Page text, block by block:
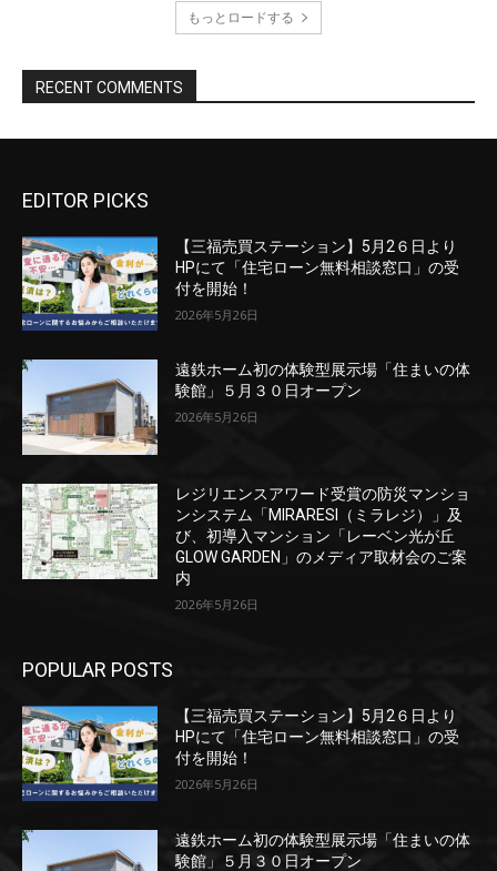
EDITOR PICKS
【三福売買ステーション】5月2６日より
HPにて「住宅ローン無料相談窓口」の受
付を開始！
2026年5月26日
遠鉄ホーム初の体験型展示場「住まいの体
験館」５月３０日オープン
2026年5月26日
レジリエンスアワード受賞の防災マンショ
ンシステム「MIRARESI（ミラレジ）」及
び、初導入マンション「レーベン光が丘
GLOW GARDEN」のメディア取材会のご案
内
2026年5月26日
POPULAR POSTS
【三福売買ステーション】5月2６日より
HPにて「住宅ローン無料相談窓口」の受
付を開始！
2026年5月26日
遠鉄ホーム初の体験型展示場「住まいの体
験館」５月３０日オープン